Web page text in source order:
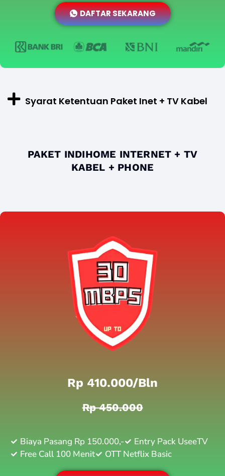
DAFTAR SEKARANG
Syarat Ketentuan Paket Inet + TV Kabel
PAKET INDIHOME INTERNET + TV
KABEL + PHONE
Rp 410.000/bln
Rp 450.000
Biaya Pasang Rp 150.000,-
Entry Pack UseeTV
Free Call 100 Menit
OTT Netflix Basic